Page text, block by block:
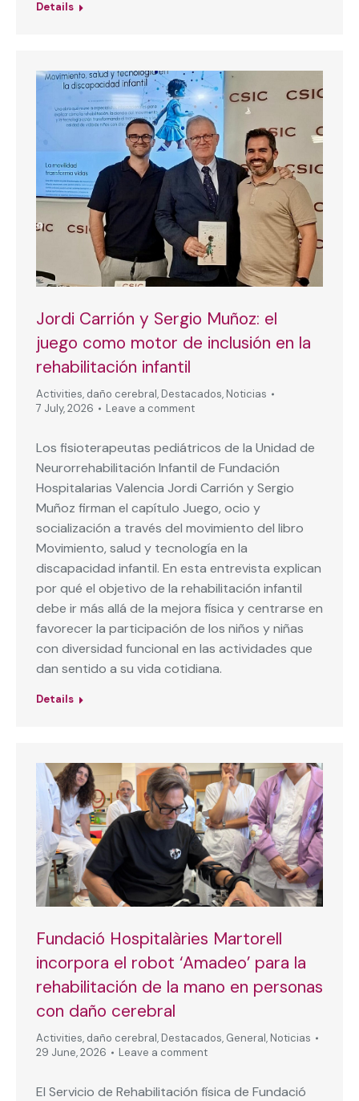
Details
Jordi Carrión y Sergio Muñoz: el
juego como motor de inclusión en la
rehabilitación infantil
Activities, daño cerebral, Destacados, Noticias
7 July, 2026
Leave a comment
Los fisioterapeutas pediátricos de la Unidad de
Neurorrehabilitación Infantil de Fundación
Hospitalarias Valencia Jordi Carrión y Sergio
Muñoz firman el capítulo Juego, ocio y
socialización a través del movimiento del libro
Movimiento, salud y tecnología en la
discapacidad infantil. En esta entrevista explican
por qué el objetivo de la rehabilitación infantil
debe ir más allá de la mejora física y centrarse en
favorecer la participación de los niños y niñas
con diversidad funcional en las actividades que
dan sentido a su vida cotidiana.
Details
Fundació Hospitalàries Martorell
incorpora el robot ‘Amadeo’ para la
rehabilitación de la mano en personas
con daño cerebral
Activities, daño cerebral, Destacados, General, Noticias
29 June, 2026
Leave a comment
El Servicio de Rehabilitación física de Fundació